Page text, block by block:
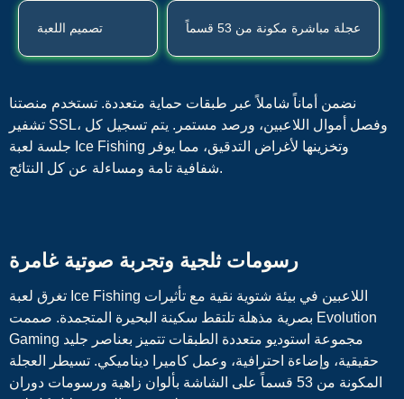
تصميم اللعبة عجلة مباشرة مكونة من 53 قسماً
نضمن أماناً شاملاً عبر طبقات حماية متعددة. تستخدم منصتنا
تشفير SSL، وفصل أموال اللاعبين، ورصد مستمر. يتم تسجيل كل
جلسة لعبة Ice Fishing وتخزينها لأغراض التدقيق، مما يوفر
شفافية تامة ومساءلة عن كل النتائج.
رسومات ثلجية وتجربة صوتية غامرة
تغرق لعبة Ice Fishing اللاعبين في بيئة شتوية نقية مع تأثيرات
بصرية مذهلة تلتقط سكينة البحيرة المتجمدة. صممت Evolution
Gaming مجموعة استوديو متعددة الطبقات تتميز بعناصر جليد
حقيقية، وإضاءة احترافية، وعمل كاميرا ديناميكي. تسيطر العجلة
المكونة من 53 قسماً على الشاشة بألوان زاهية ورسومات دوران